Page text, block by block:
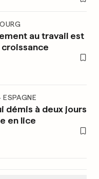
au travail est
ESPAGNE
démis à deux jours
en lice